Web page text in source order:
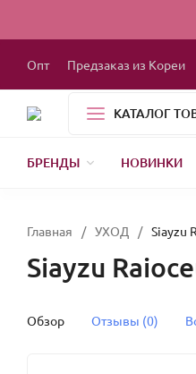
Опт Предзаказ из Кореи
КАТАЛОГ
БРЕНДЫ НОВИНКИ
Главная / УХОД / Siayzu
Siayzu
Обзор Отзывы (0)